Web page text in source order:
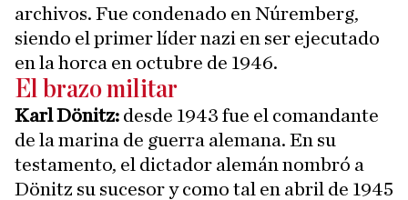
archivos. Fue condenado en Núremberg,
siendo el primer líder nazi en ser ejecutado
en la horca en octubre de 1946.
El brazo militar
Karl Dönitz: desde 1943 fue el comandante
de la marina de guerra alemana. En su
testamento, el dictador alemán nombró a
Dönitz su sucesor y como tal en abril de 1945